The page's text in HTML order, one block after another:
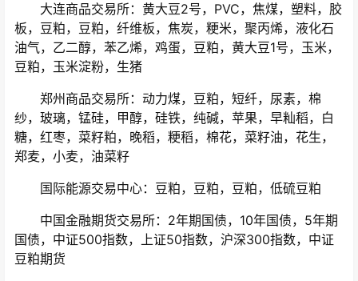
大连商品交易所：黄大豆2号，PVC，焦煤，塑料，胶
板，豆粕，豆粕，纤维板，焦炭，粳米，聚丙烯，液化石
油气，乙二醇，苯乙烯，鸡蛋，豆粕，黄大豆1号，玉米，
豆粕，玉米淀粉，生猪
郑州商品交易所：动力煤，豆粕，短纤，尿素，棉
纱，玻璃，锰硅，甲醇，硅铁，纯碱，苹果，早籼稻，白
糖，红枣，菜籽粕，晚稻，粳稻，棉花，菜籽油，花生，
郑麦，小麦，油菜籽
国际能源交易中心：豆粕，豆粕，豆粕，低硫豆粕
中国金融期货交易所：2年期国债，10年国债，5年期
国债，中证500指数，上证50指数，沪深300指数，中证
豆粕期货